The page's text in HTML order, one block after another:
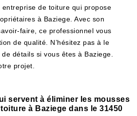
entreprise de toiture qui propose
à Baziege. Avec son
faire, ce professionnel vous
de qualité. N’hésitez pas à le
détails si vous êtes à Baziege.
projet.
servent à éliminer les mousses
à Baziege dans le 31450